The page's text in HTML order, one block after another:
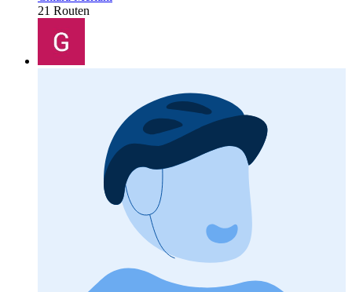
21 Routen